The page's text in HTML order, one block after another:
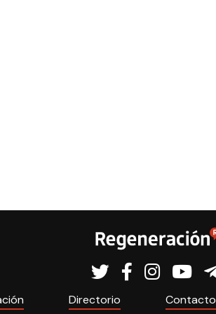
Directorio Contacto